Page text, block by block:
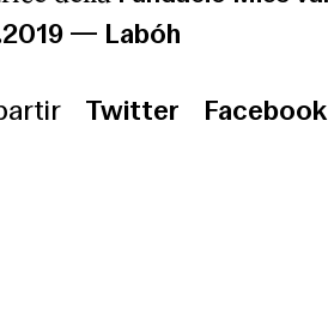
— Labóh
Twitter Facebook